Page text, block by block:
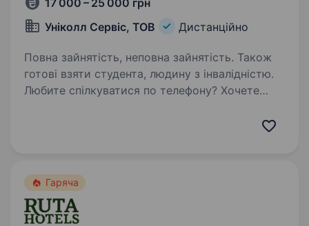
17 000 – 25 000 грн
Уніколл Сервіс, ТОВ
Дистанційно
Повна зайнятість, неповна зайнятість. Також
готові взяти студента, людину з інвалідністю.
Любите спілкуватися по телефону? Хочете
адже…
Гаряча